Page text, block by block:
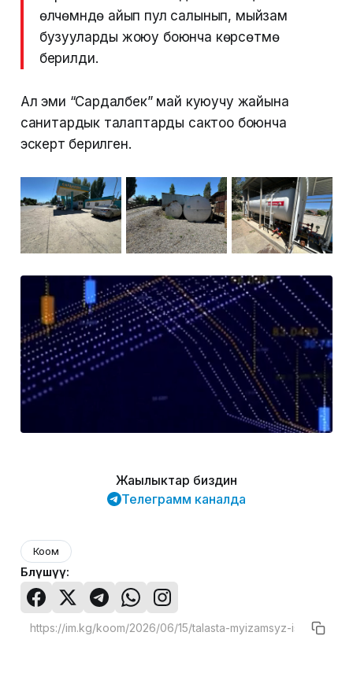
өлчөмүндө айып пул салынып, мыйзам
бузууларды жоюу боюнча көрсөтмө
берилди.
Ал эми “Сардалбек” май куюучу жайына
санитардык талаптарды сактоо боюнча
эскертүү берилген.
Жаңылыктар биздин
Телеграмм каналда
Коом
Бөлүшүү: